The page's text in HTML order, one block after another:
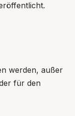
werden, außer
für den